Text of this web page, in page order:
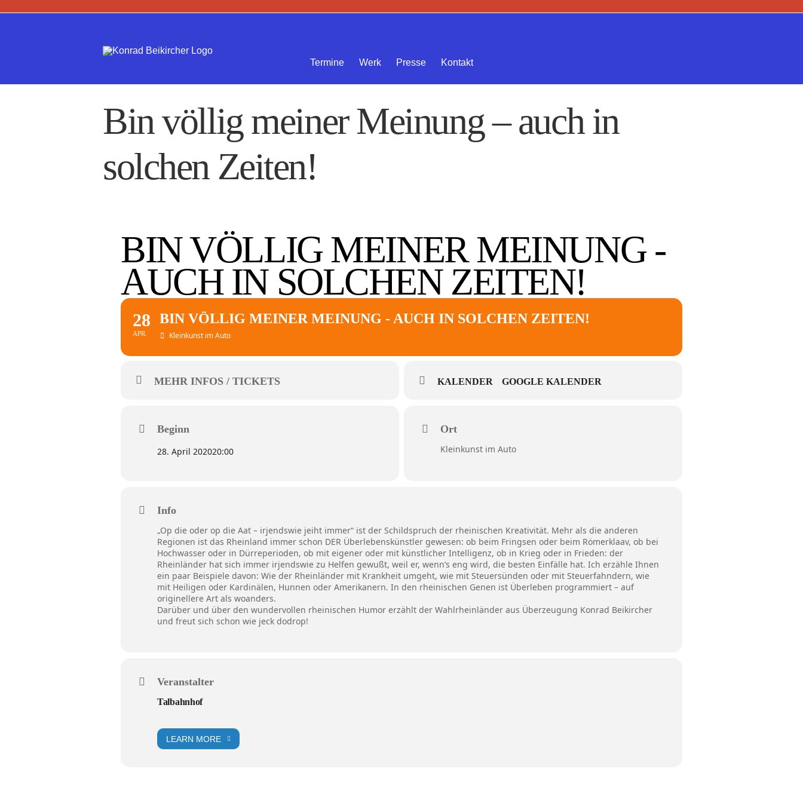
Termine
Werk Presse Kontakt
Bin völlig meiner Meinung – auch in
solchen Zeiten!
BIN VÖLLIG MEINER MEINUNG -
AUCH IN SOLCHEN ZEITEN!
28
APR.
BIN VÖLLIG MEINER MEINUNG - AUCH IN SOLCHEN ZEITEN!
Kleinkunst im Auto
MEHR INFOS / TICKETS KALENDER GOOGLE KALENDER
Beginn
28. April 202020:00
Ort
Kleinkunst im Auto
Info
„Op die oder op die Aat – irjendswie jeiht immer“ ist der Schildspruch der rheinischen Kreativität. Mehr als die anderen
Regionen ist das Rheinland immer schon DER Überlebenskünstler gewesen: ob beim Fringsen oder beim Römerklaav, ob bei
Hochwasser oder in Dürreperioden, ob mit eigener oder mit künstlicher Intelligenz, ob in Krieg oder in Frieden: der
Rheinländer hat sich immer irjendswie zu Helfen gewußt, weil er, wenn’s eng wird, die besten Einfälle hat. Ich erzähle Ihnen
ein paar Beispiele davon: Wie der Rheinländer mit Krankheit umgeht, wie mit Steuersünden oder mit Steuerfahndern, wie
mit Heiligen oder Kardinälen, Hunnen oder Amerikanern. In den rheinischen Genen ist Überleben programmiert – auf
originellere Art als woanders.
Darüber und über den wundervollen rheinischen Humor erzählt der Wahlrheinländer aus Überzeugung Konrad Beikircher
und freut sich schon wie jeck dodrop!
Veranstalter
Talbahnhof
LEARN MORE